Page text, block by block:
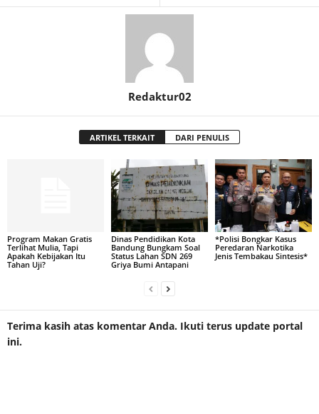
Redaktur02
ARTIKEL TERKAIT DARI PENULIS
Program Makan Gratis
Terlihat Mulia, Tapi
Apakah Kebijakan Itu
Tahan Uji?
Dinas Pendidikan Kota
Bandung Bungkam Soal
Status Lahan SDN 269
Griya Bumi Antapani
*Polisi Bongkar Kasus
Peredaran Narkotika
Jenis Tembakau Sintesis*
Terima kasih atas komentar Anda. Ikuti terus update portal
ini.